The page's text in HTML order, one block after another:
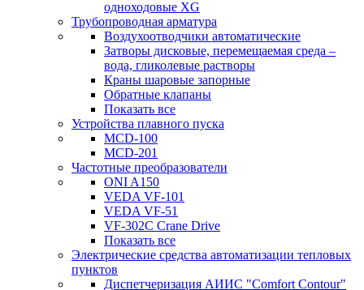
одноходовые ХG
Трубопроводная арматура
Воздухоотводчики автоматические
Затворы дисковые, перемещаемая среда –
вода, гликолевые растворы
Краны шаровые запорные
Обратные клапаны
Показать все
Устройства плавного пуска
MCD-100
MCD-201
Частотные преобразователи
ONI A150
VEDA VF-101
VEDA VF-51
VF-302C Crane Drive
Показать все
Электрические средства автоматизации тепловых
пунктов
Диспетчеризация АИИС "Comfort Contour"